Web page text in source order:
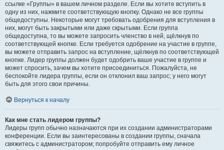
ссылке «Группы» в вашем личном разделе. Если вы хотите вступить в
одну из них, нажмите соответствующую кнопку. Однако не все группы
общедоступны. Некоторые могут требовать одобрения для вступления в
них, могут быть закрытыми или даже скрытыми. Если группа
общедоступна, то вы можете запросить членство в ней, щёлкнув по
соответствующей кнопке. Если требуется одобрение на участие в группе,
вы можете отправить запрос на вступление, щёлкнув по соответствующей
кнопке. Лидер группы должен будет одобрить ваше участие в группе и
может спросить, зачем вы хотите присоединиться. Пожалуйста, не
беспокойте лидера группы, если он отклонил ваш запрос; у него могут
быть для этого свои причины.
Вернуться к началу
Как мне стать лидером группы?
Лидеры групп обычно назначаются при их создании администраторами
конференции. Если вы заинтересованы в создании группы, сначала
свяжитесь с администратором; попробуйте отправить ему личное